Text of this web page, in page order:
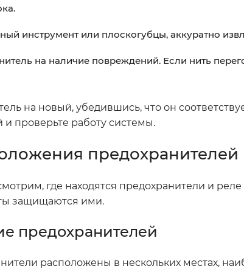
инструмент или плоскогубцы, аккуратно
на наличие повреждений. Если нить
на новый, убедившись, что он
и проверьте работу системы.
где находятся предохранители и
защищаются ими.
предохранителей
расположены в нескольких местах,